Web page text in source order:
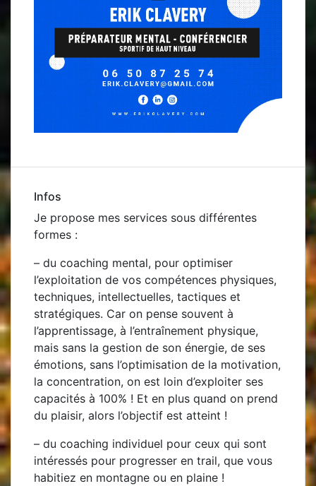
Infos
Je propose mes services sous différentes
formes :
– du coaching mental, pour optimiser
l’exploitation de vos compétences physiques,
techniques, intellectuelles, tactiques et
stratégiques. Car on pense souvent à
l’apprentissage, à l’entraînement physique,
mais sans la gestion de son énergie, de ses
émotions, sans l’optimisation de la motivation,
la concentration, on est loin d’exploiter ses
capacités à 100% ! Et en plus quand on prend
du plaisir, alors l’objectif est atteint !
– du coaching individuel pour ceux qui sont
intéressés pour progresser en trail, que vous
habitiez en montagne ou en plaine !